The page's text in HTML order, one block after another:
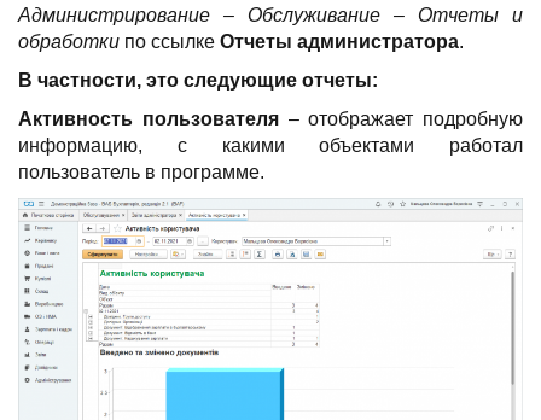
Администрирование – Обслуживание – Отчеты и
обработки по ссылке Отчеты администратора.
В частности, это следующие отчеты:
Активность пользователя– отображает подробную
информацию, с какими объектами работал
пользователь в программе.